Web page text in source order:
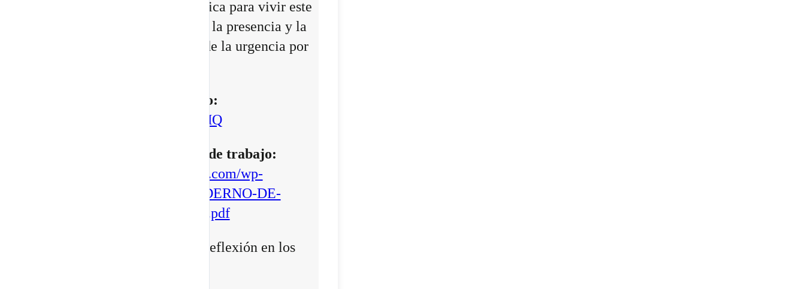
cambiando, junto con una práctica para vivir este
Portal 8/8 desde la consciencia, la presencia y la
transformación interior, no desde la urgencia por
Mira aquí el vídeo completo:
https://youtu.be/BoVcVcLCNMQ
Descarga aqui tu cuaderno de trabajo:
https://escuelatransformacional.com/wp-
content/uploads/2026/08/CUADERNO-DE-
ESCRITURA-POTAL-88-2026.pdf
Después de verlo, comparte tu reflexión en los